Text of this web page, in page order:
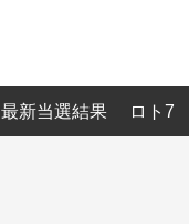
最新当選結果 ロト7